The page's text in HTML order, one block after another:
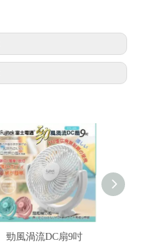
勁風渦流DC扇9吋